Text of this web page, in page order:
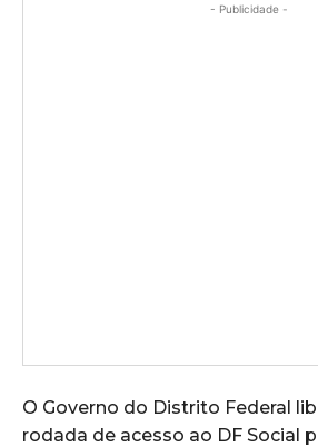
- Publicidade -
O Governo do Distrito Federal
rodada de acesso ao DF Social